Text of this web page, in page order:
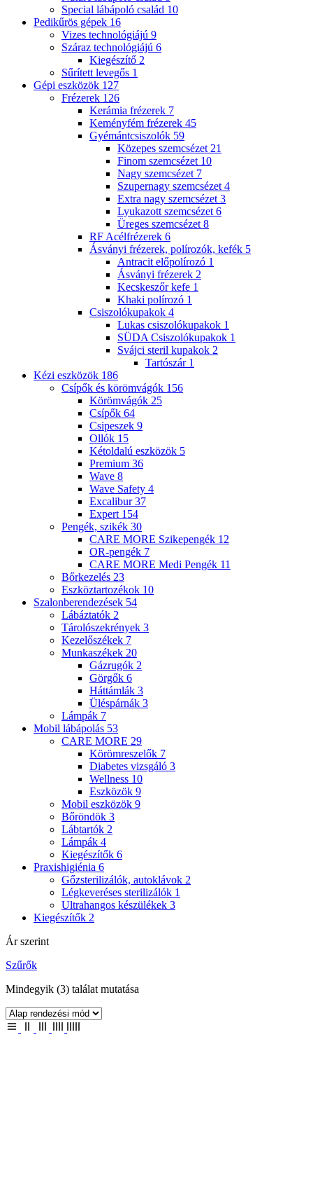
Special lábápoló család 10
Pedikűrös gépek 16
Vizes technológiájú 9
Száraz technológiájú 6
Kiegészítő 2
Sűrített levegős 1
Gépi eszközök 127
Frézerek 126
Kerámia frézerek 7
Keményfém frézerek 45
Gyémántcsiszolók 59
Közepes szemcsézet 21
Finom szemcsézet 10
Nagy szemcsézet 7
Szupernagy szemcsézet 4
Extra nagy szemcsézet 3
Lyukazott szemcsézet 6
Üreges szemcsézet 8
RF Acélfrézerek 6
Ásványi frézerek, polírozók, kefék 5
Antracit előpolírozó 1
Ásványi frézerek 2
Kecskeszőr kefe 1
Khaki polírozó 1
Csiszolókupakok 4
Lukas csiszolókupakok 1
SÜDA Csiszolókupakok 1
Svájci steril kupakok 2
Tartószár 1
Kézi eszközök 186
Csípők és körömvágók 156
Körömvágók 25
Csípők 64
Csipeszek 9
Ollók 15
Kétoldalú eszközök 5
Premium 36
Wave 8
Wave Safety 4
Excalibur37
Expert 154
Pengék, szikék 30
CARE MORE Szikepengék 12
OR-pengék 7
CARE MORE Medi Pengék 11
Bőrkezelés 23
Eszköztartozékok 10
Szalonberendezések 54
Lábáztatók 2
Tárolószekrények 3
Kezelőszékek 7
Munkaszékek 20
Gázrugók 2
Görgők 6
Háttámlák 3
Üléspárnák 3
Lámpák 7
Mobil lábápolás 53
CARE MORE 29
Körömreszelők 7
Diabetes vizsgáló 3
Wellness 10
Eszközök 9
Mobil eszközök 9
Bőröndök 3
Lábtartók 2
Lámpák 4
Kiegészítők 6
Praxishigiénia 6
Gőzsterilizálók, autoklávok 2
Légkeveréses sterilizálók 1
Ultrahangos készülékek 3
Kiegészítők 2
Ár szerint
Szűrők
Mindegyik (3) találat mutatása